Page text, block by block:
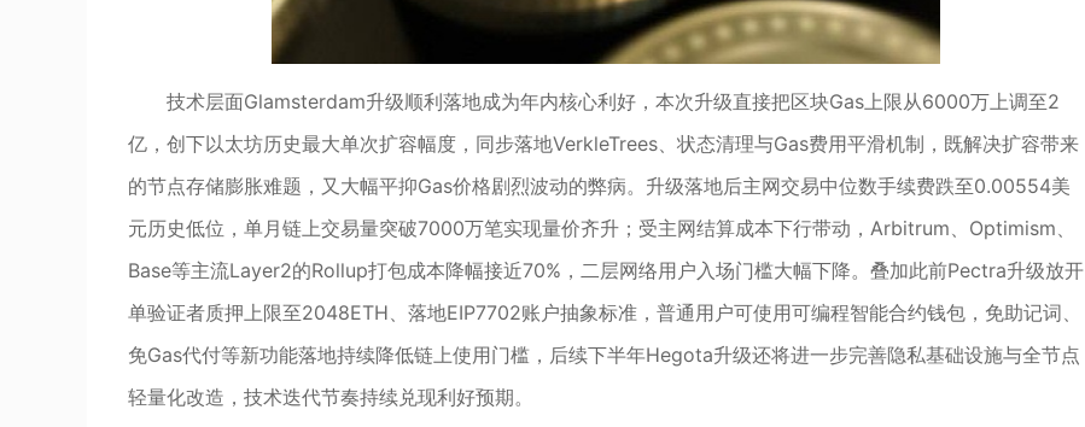
技术层面Glamsterdam升级顺利落地成为年内核心利好，本次升级直接把区块Gas上限从6000万上调至2
亿，创下以太坊历史最大单次扩容幅度，同步落地VerkleTrees、状态清理与Gas费用平滑机制，既解决扩容带来
的节点存储膨胀难题，又大幅平抑Gas价格剧烈波动的弊病。升级落地后主网交易中位数手续费跌至0.00554美
元历史低位，单月链上交易量突破7000万笔实现量价齐升；受主网结算成本下行带动，Arbitrum、Optimism、
Base等主流Layer2的Rollup打包成本降幅接近70%，二层网络用户入场门槛大幅下降。叠加此前Pectra升级放开
单验证者质押上限至2048ETH、落地EIP7702账户抽象标准，普通用户可使用可编程智能合约钱包，免助记词、
免Gas代付等新功能落地持续降低链上使用门槛，后续下半年Hegota升级还将进一步完善隐私基础设施与全节点
轻量化改造，技术迭代节奏持续兑现利好预期。